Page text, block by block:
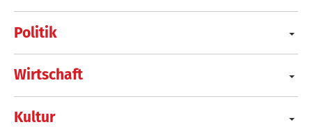
Politik
Wirtschaft
Kultur